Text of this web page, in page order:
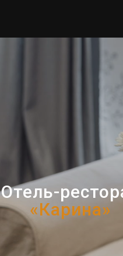
Отель-
«Карина»